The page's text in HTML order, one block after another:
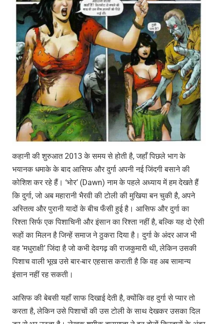
कहानी की शुरुआत 2013 के समय से होती है, जहाँ पिछले भाग के
भयानक धमाके के बाद आसिफ और दुर्गा अपनी नई जिंदगी बसाने की
कोशिश कर रहे हैं। ‘भोर’ (Dawn) नाम के पहले अध्याय में हम देखते हैं
कि दुर्गा, जो अब महारानी भैरवी की टोली की मुखिया बन चुकी है, अपने
अस्तित्व और पुरानी यादों के बीच फँसी हुई है। आसिफ और दुर्गा का
रिश्ता सिर्फ एक पिशाचिनी और इंसान का रिश्ता नहीं है, बल्कि यह दो ऐसी
रूहों का मिलन है जिन्हें समाज ने ठुकरा दिया है। दुर्गा के अंदर आज भी
वह ‘मधुराक्षी’ जिंदा है जो कभी देवगढ़ की राजकुमारी थी, लेकिन उसकी
पिशाच वाली भूख उसे बार-बार एहसास कराती है कि वह अब सामान्य
इंसान नहीं रह सकती।
आसिफ की बेबसी यहाँ साफ दिखाई देती है, क्योंकि वह दुर्गा से प्यार तो
करता है, लेकिन उसे पिशाचों की उस टोली के साथ देखकर उसका दिल